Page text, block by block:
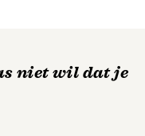
niet wil dat je